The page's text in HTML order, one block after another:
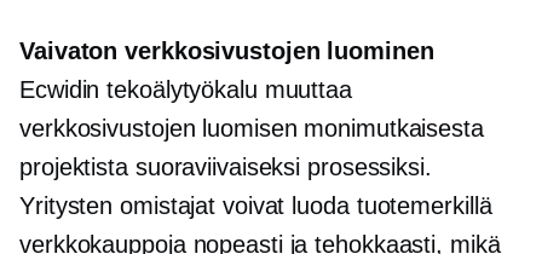
Vaivaton verkkosivustojen luominen
Ecwidin tekoälytyökalu muuttaa
verkkosivustojen luomisen monimutkaisesta
projektista suoraviivaiseksi prosessiksi.
Yritysten omistajat voivat luoda tuotemerkillä
verkkokauppoja nopeasti ja tehokkaasti, mikä